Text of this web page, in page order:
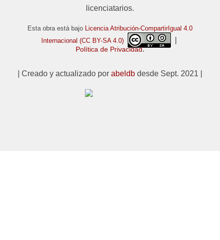
licenciatarios.
Esta obra está bajo Licencia Atribución-CompartirIgual 4.0
Internacional (CC BY-SA 4.0)
Política de Privacidad.
| Creado y actualizado por abeldb desde Sept. 2021 |